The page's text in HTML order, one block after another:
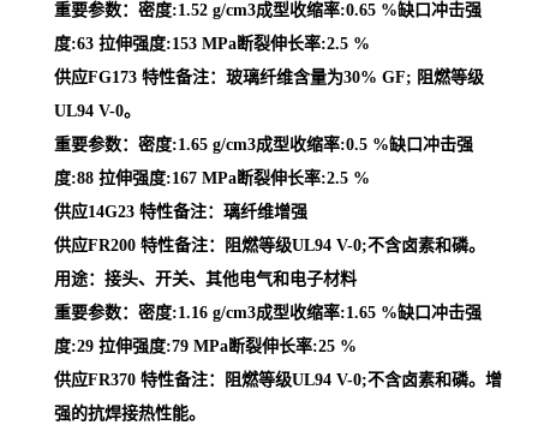
重要参数：密度:1.52 g/cm3成型收缩率:0.65 %缺口冲击强
度:63 拉伸强度:153 MPa断裂伸长率:2.5 %
供应FG173 特性备注：玻璃纤维含量为30% GF; 阻燃等级
UL94 V-0。
重要参数：密度:1.65 g/cm3成型收缩率:0.5 %缺口冲击强
度:88 拉伸强度:167 MPa断裂伸长率:2.5 %
供应14G23 特性备注：璃纤维增强
供应FR200 特性备注：阻燃等级UL94 V-0;不含卤素和磷。
用途：接头、开关、其他电气和电子材料
重要参数：密度:1.16 g/cm3成型收缩率:1.65 %缺口冲击强
度:29 拉伸强度:79 MPa断裂伸长率:25 %
供应FR370 特性备注：阻燃等级UL94 V-0;不含卤素和磷。增
强的抗焊接热性能。